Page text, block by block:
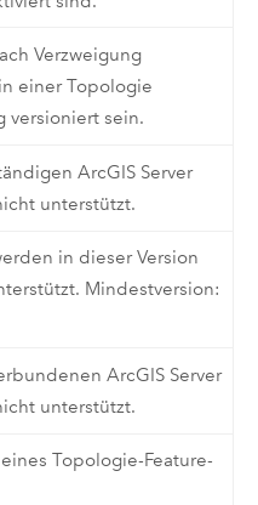
Verzweigung
einer Topologie
versioniert sein.
ArcGIS Server
unterstützt.
in dieser Version
Mindestversion:
ArcGIS Server
unterstützt.
Topologie-Feature-